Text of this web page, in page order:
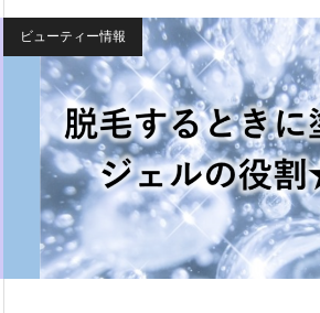
ビューティー情報